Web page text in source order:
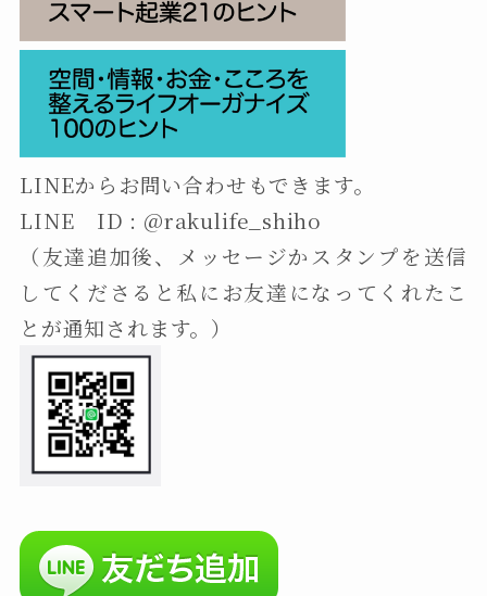
LINEからお問い合わせもできます。
LINE ID : @rakulife_shiho
（友達追加後、メッセージかスタンプを送信
してくださると私にお友達になってくれたこ
とが通知されます。）